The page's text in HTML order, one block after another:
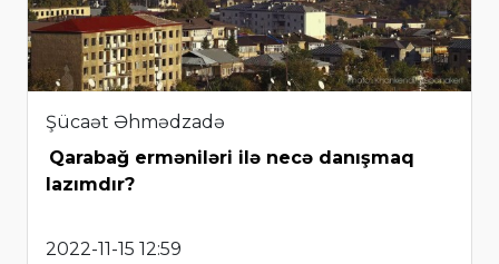
Şücaət Əhmədzadə
Qarabağ erməniləri ilə necə danışmaq
lazımdır?
2022-11-15 12:59